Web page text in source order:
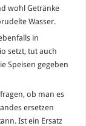
wohl Getränke
Wasser.
in
setzt, tut auch
Speisen gegeben
ob man es
ersetzen
Ist ein Ersatz